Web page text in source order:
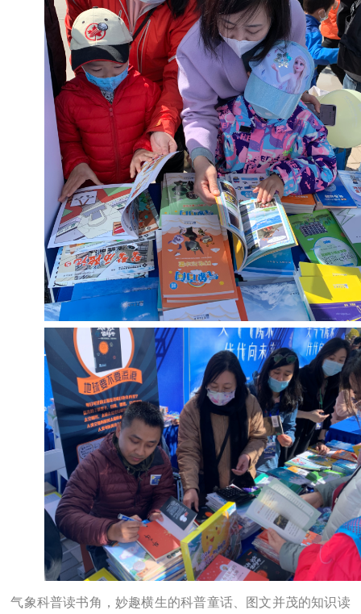
气象科普读书角，妙趣横生的科普童话、图文并茂的知识读